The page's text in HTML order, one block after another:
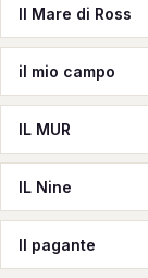
Il Mare di Ross
il mio campo
IL MUR
IL Nine
Il pagante